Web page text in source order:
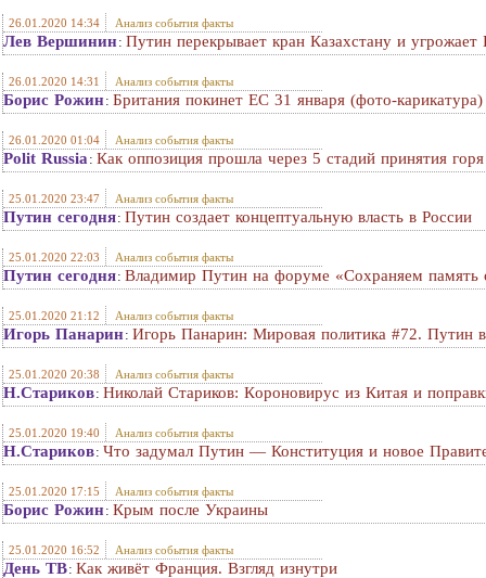
26.01.2020 14:34 Анализ события факты
Лев Вершинин: Путин перекрывает кран Казахстану и
26.01.2020 14:31 Анализ события факты
Борис Рожин: Британия покинет ЕС 31 января (фото-карикатура)
26.01.2020 01:04 Анализ события факты
Polit Russia : Как оппозиция прошла через 5 стадий принятия
25.01.2020 23:47 Анализ события факты
Путин сегодня: Путин создает концептуальную власть в России
25.01.2020 22:03 Анализ события факты
Путин сегодня: Владимир Путин на форуме «Сохраняем память
25.01.2020 21:12 Анализ события факты
Игорь Панарин: Игорь Панарин: Мировая политика #72. Путин
25.01.2020 20:38 Анализ события факты
Н.Стариков: Николай Стариков: Кoрoнoвируc из Китая и
25.01.2020 19:40 Анализ события факты
Н.Стариков: Что задумал Путин — Конституция и новое
25.01.2020 17:15 Анализ события факты
Борис Рожин: Крым после Украины
25.01.2020 16:52 Анализ события факты
День ТВ: Как живёт Франция. Взгляд изнутри